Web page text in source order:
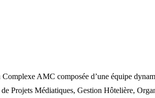
AMC composée d’une équipe
Projets Médiatiques, Gestion Hôtelière,